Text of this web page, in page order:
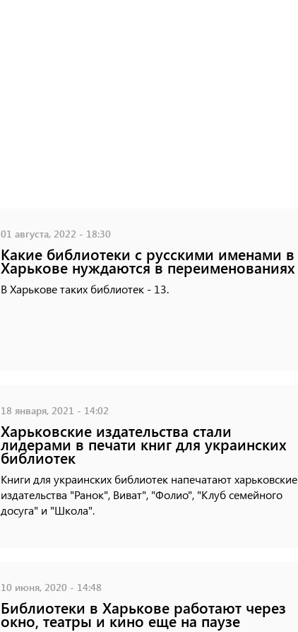
01 августа, 2022 - 18:30
Какие библиотеки с русскими именами в
Харькове нуждаются в переименованиях
В Харькове таких библиотек - 13.
18 января, 2021 - 14:02
Харьковские издательства стали
лидерами в печати книг для украинских
библиотек
Книги для украинских библиотек напечатают харьковские
издательства "Ранок", Виват", "Фолио", "Клуб семейного
досуга" и "Школа".
10 июня, 2020 - 14:48
Библиотеки в Харькове работают через
окно, театры и кино еще на паузе